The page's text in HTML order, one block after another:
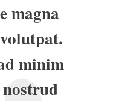
magna
minim